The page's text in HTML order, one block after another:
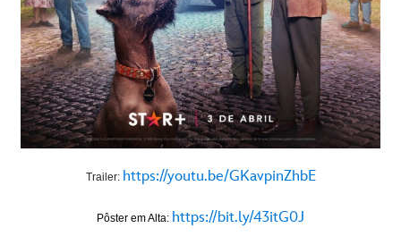
Trailer: https://youtu.be/GKavpinZhbE
Pôster em Alta: https://bit.ly/43itG0J